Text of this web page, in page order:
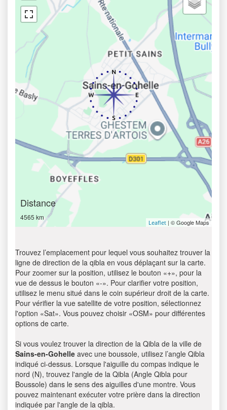
Distance
4565 km
Leaflet | © Google Maps
Trouvez l’emplacement pour lequel vous souhaitez trouver la
ligne de direction de la qibla en vous déplaçant sur la carte.
Pour zoomer sur la position, utilisez le bouton «+», pour la
vue de dessus le bouton «-». Pour clarifier votre position,
utilisez le menu situé dans le coin supérieur droit de la carte.
Pour vérifier la vue satellite de votre position, sélectionnez
l'option «Sat». Vous pouvez choisir «OSM» pour différentes
options de carte.
Si vous voulez trouver la direction de la Qibla de la ville de
Sains-en-Gohelle avec une boussole, utilisez l’angle Qibla
indiqué ci-dessus. Lorsque l'aiguille du compas indique le
nord (N), trouvez l'angle de la Qibla (Angle Qibla pour
Boussole) dans le sens des aiguilles d'une montre. Vous
pouvez maintenant exécuter votre prière dans la direction
indiquée par l'angle de la qibla.